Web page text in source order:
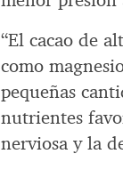
“El cacao de
como
pequeñas
nutrientes
nerviosa y la